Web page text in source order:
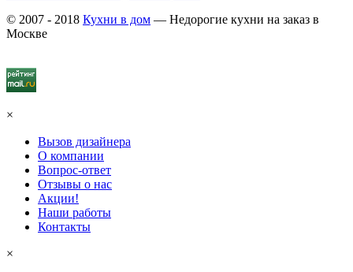
© 2007 - 2018 Кухни в дом — Недорогие кухни на заказ в
Москве
×
Вызов дизайнера
О компании
Вопрос-ответ
Отзывы о нас
Акции!
Наши работы
Контакты
×